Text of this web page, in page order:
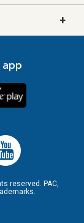
+
reserved. PAC,